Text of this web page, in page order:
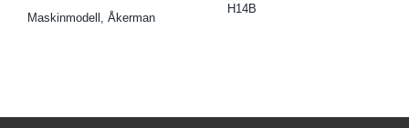
Maskinmodell, Åkerman
H14B